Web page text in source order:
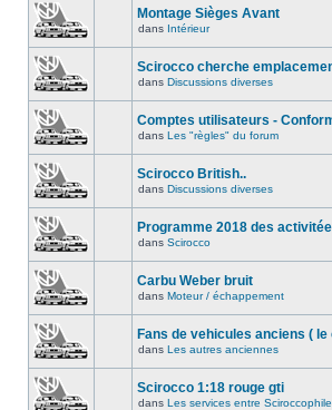
Montage Sièges Avant
dans Intérieur
Scirocco cherche
dans Discussions diverses
Comptes utilisateurs -
dans Les "règles" du forum
Scirocco British..
dans Discussions diverses
Programme 2018 des
dans Scirocco
Carbu Weber bruit
dans Moteur / échappement
Fans de vehicules anciens ( le
dans Les autres anciennes
Scirocco 1:18 rouge gti
dans Les services entre